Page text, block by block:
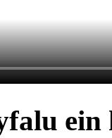
ein